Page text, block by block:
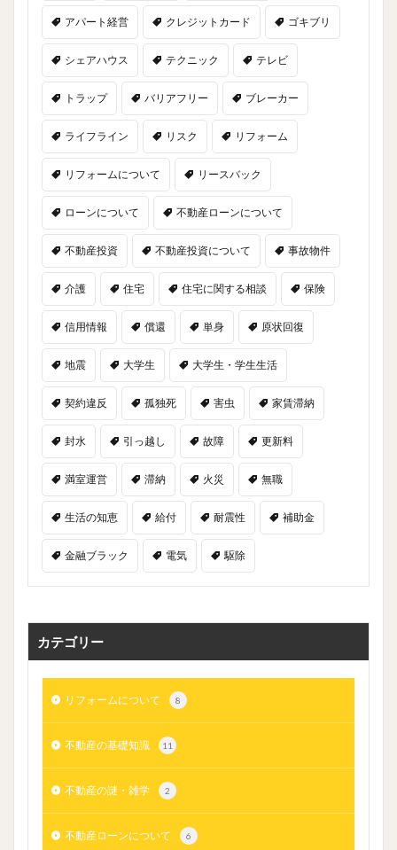
アパート経営 クレジットカード ゴキブリ
シェアハウス テクニック テレビ
トラップ バリアフリー ブレーカー
ライフライン リスク リフォーム
リフォームについて リースバック
ローンについて 不動産ローンについて
不動産投資 不動産投資について 事故物件
介護 住宅 住宅に関する相談 保険
信用情報 償還 単身 原状回復
地震 大学生 大学生・学生生活
契約違反 孤独死 害虫 家賃滞納
封水 引っ越し 故障 更新料
満室運営 滞納 火災 無職
生活の知恵 給付 耐震性 補助金
金融ブラック 電気 駆除
カテゴリー
リフォームについて 8
不動産の基礎知識 11
不動産の謎・雑学 2
不動産ローンについて 6